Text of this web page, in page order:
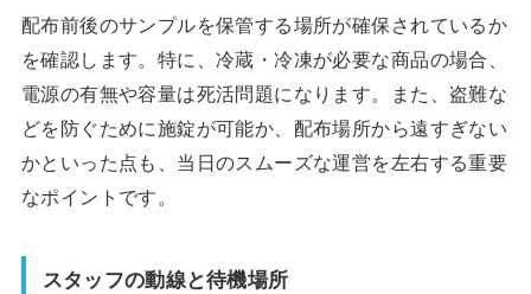
配布前後のサンプルを保管する場所が確保されているか
を確認します。特に、冷蔵・冷凍が必要な商品の場合、
電源の有無や容量は死活問題になります。また、盗難な
どを防ぐために施錠が可能か、配布場所から遠すぎない
かといった点も、当日のスムーズな運営を左右する重要
なポイントです。
スタッフの動線と待機場所